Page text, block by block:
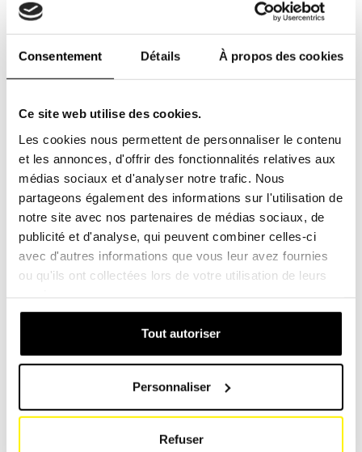
Consentement Détails À propos des cookies
Ce site web utilise des cookies.
Les cookies nous permettent de personnaliser le contenu
et les annonces, d'offrir des fonctionnalités relatives aux
médias sociaux et d'analyser notre trafic. Nous
partageons également des informations sur l'utilisation de
notre site avec nos partenaires de médias sociaux, de
publicité et d'analyse, qui peuvent combiner celles-ci
avec d'autres informations que vous leur avez fournies
ou qu'ils ont collectées lors de votre utilisation de leurs
Tout autoriser
Personnaliser
Refuser
remplacés, une filtration efficace et des performances
meilleure solution de filtration pour vos véhicules chez SF
Recherchez la marque pour vos
véhicules
Faites confiance à la qualité et à notre fiabilité. Nous
avons non seulement des filtres d'origine pour toutes les
marques possibles, telles que Peugeot, Renault,BMW,
Mercedes-Benz, Audi, Volkswagen, Ford, Toyota, Porsche,
Nissan, Honda, etc., mais vous pouvez également choisir
les filtres équivalents de marque SF filter.
Avec nous, vous pouvez être sûr de compter sur la plus
haute qualité, les meilleurs conseils et une livraison
rapide.
Systèmes de filtration pour toutes les
applications de voitures de tourisme